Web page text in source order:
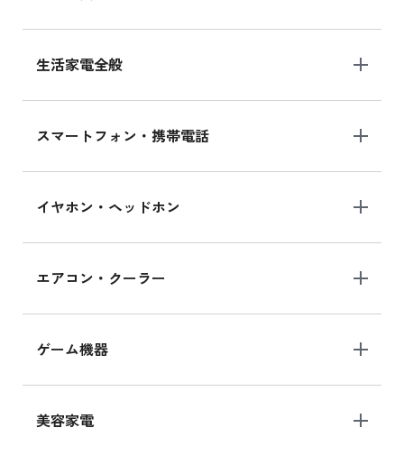
生活家電全般
スマートフォン・携帯電話
イヤホン・ヘッドホン
エアコン・クーラー
ゲーム機器
美容家電